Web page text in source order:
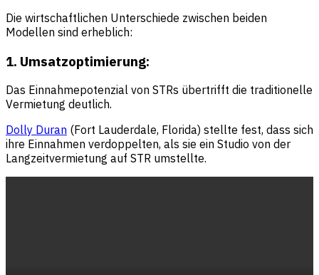
Die wirtschaftlichen Unterschiede zwischen beiden
Modellen sind erheblich:
1. Umsatzoptimierung:
Das Einnahmepotenzial von STRs übertrifft die traditionelle
Vermietung deutlich.
Dolly Duran (Fort Lauderdale, Florida) stellte fest, dass sich
ihre Einnahmen verdoppelten, als sie ein Studio von der
Langzeitvermietung auf STR umstellte.